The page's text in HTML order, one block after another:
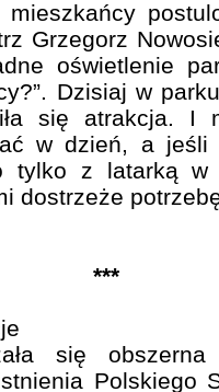
mieszkańcy
Grzegorz
oświetlenie
Dzisiaj w
się atrakcja. I
w dzień, a jeśli
tylko z latarką
dostrzeże
***
się
Polskiego